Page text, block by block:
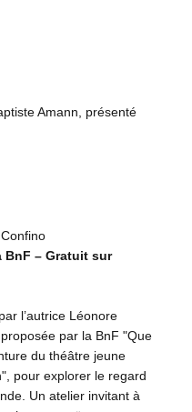
Amann, présenté
BnF – Gratuit sur
l’autrice Léonore
par la BnF "Que
du théâtre jeune
pour explorer le regard
Un atelier invitant à